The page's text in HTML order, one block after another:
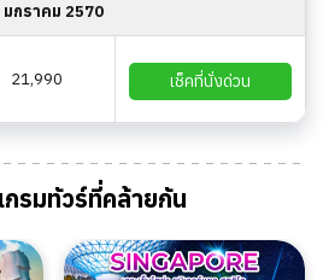
มกราคม 2570
21,990 เช็คที่นั่งด่วน
รมทัวร์ที่คล้ายกัน